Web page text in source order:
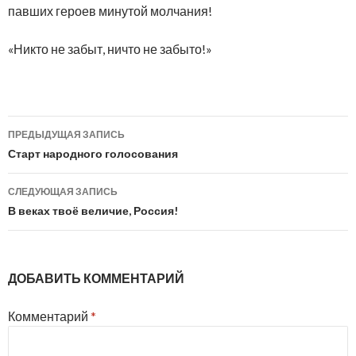
павших героев минутой молчания!
«Никто не забыт, ничто не забыто!»
Навигация
по
записям
ПРЕДЫДУЩАЯ ЗАПИСЬ
Старт народного голосования
СЛЕДУЮЩАЯ ЗАПИСЬ
В веках твоё величие, Россия!
ДОБАВИТЬ КОММЕНТАРИЙ
Комментарий *